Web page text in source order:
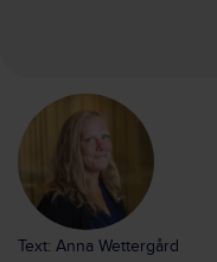
Text: Anna Wettergård